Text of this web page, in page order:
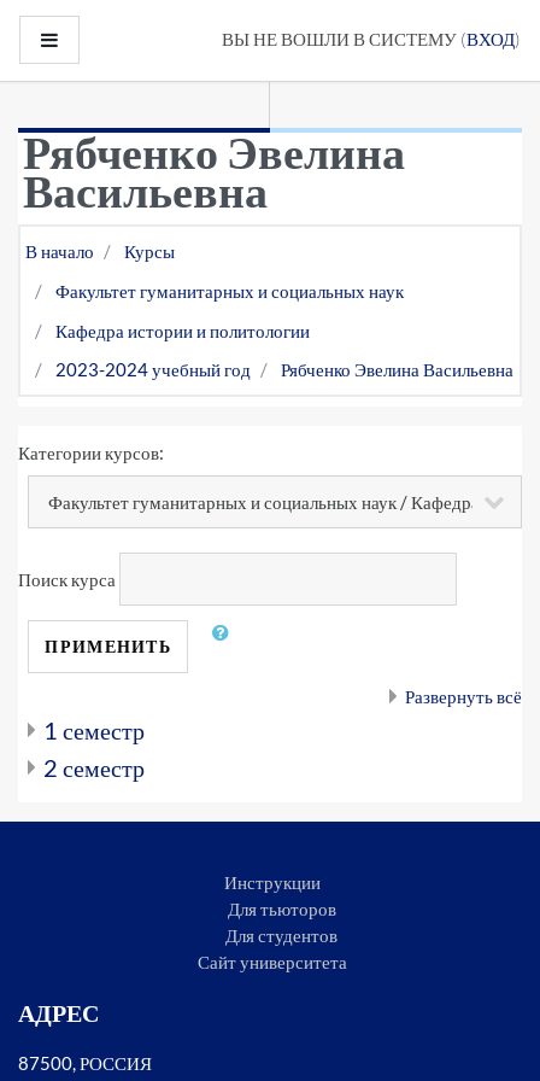
Перейти к основному содержанию
ВЫ НЕ ВОШЛИ В СИСТЕМУ (ВХОД)
Рябченко Эвелина
Васильевна
В начало
Курсы
Факультет гуманитарных и социальных наук
Кафедра истории и политологии
2023-2024 учебный год
Рябченко Эвелина Васильевна
Категории курсов:
Поиск курса
ПРИМЕНИТЬ
Развернуть всё
1 семестр
2 семестр
Инструкции
Для тьюторов
Для студентов
Сайт университета
АДРЕС
87500, РОССИЯ